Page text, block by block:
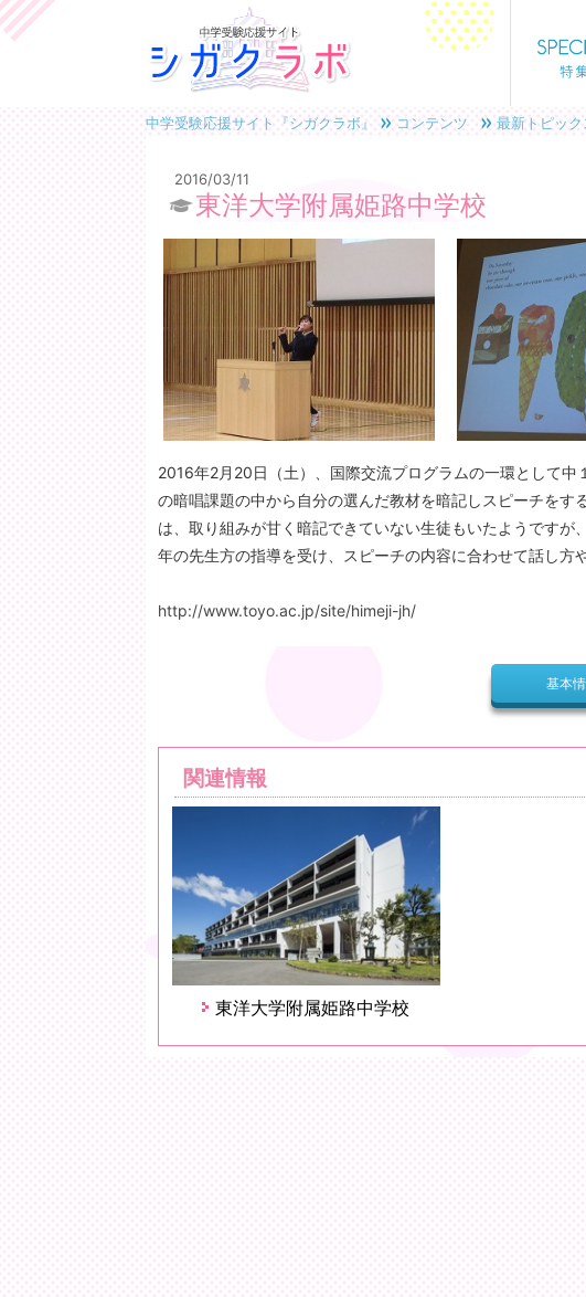
中学受験応援サイト『シガクラボ』 コンテンツ 最新トピック
2016/03/11
東洋大学附属姫路中学校
2016年2月20日（土）、国際交流プログラムの一環として
の暗唱課題の中から自分の選んだ教材を暗記しスピーチを
は、取り組みが甘く暗記できていない生徒もいたようです
年の先生方の指導を受け、スピーチの内容に合わせて話し方
http://www.toyo.ac.jp/site/himeji-jh/
基本
関連情報
東洋大学附属姫路中学校